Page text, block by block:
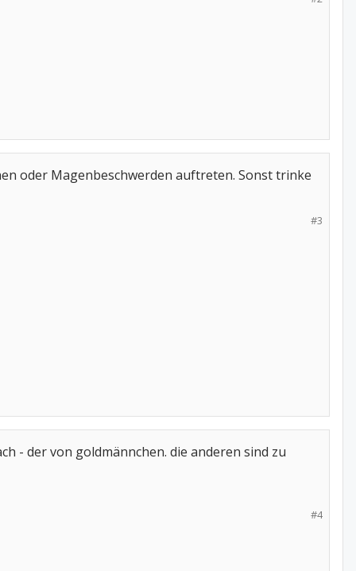
oder Magenbeschwerden auftreten. Sonst trinke
#3
- der von goldmännchen. die anderen sind zu
#4